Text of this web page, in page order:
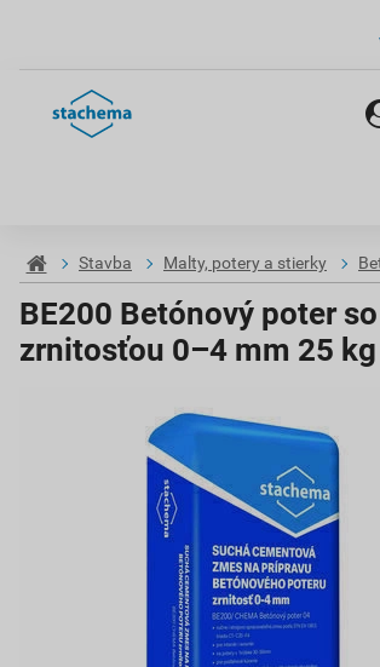
Stavba Malty, potery a stierky
BE200 Betónový poter so
zrnitosťou 0–4 mm 25 kg